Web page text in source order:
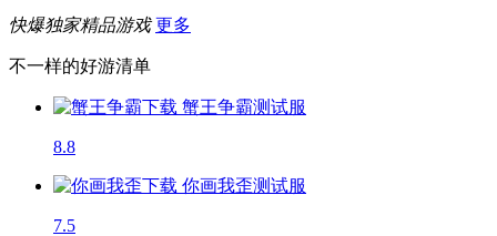
快爆独家精品游戏 更多
不一样的好游清单
蟹王争霸测试服
8.8
你画我歪测试服
7.5